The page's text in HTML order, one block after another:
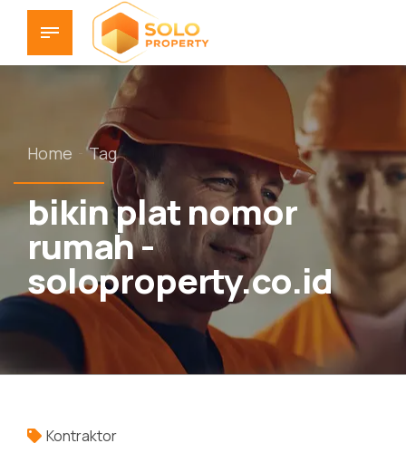
Home Tag
bikin plat nomor
rumah -
soloproperty.co.id
Kontraktor